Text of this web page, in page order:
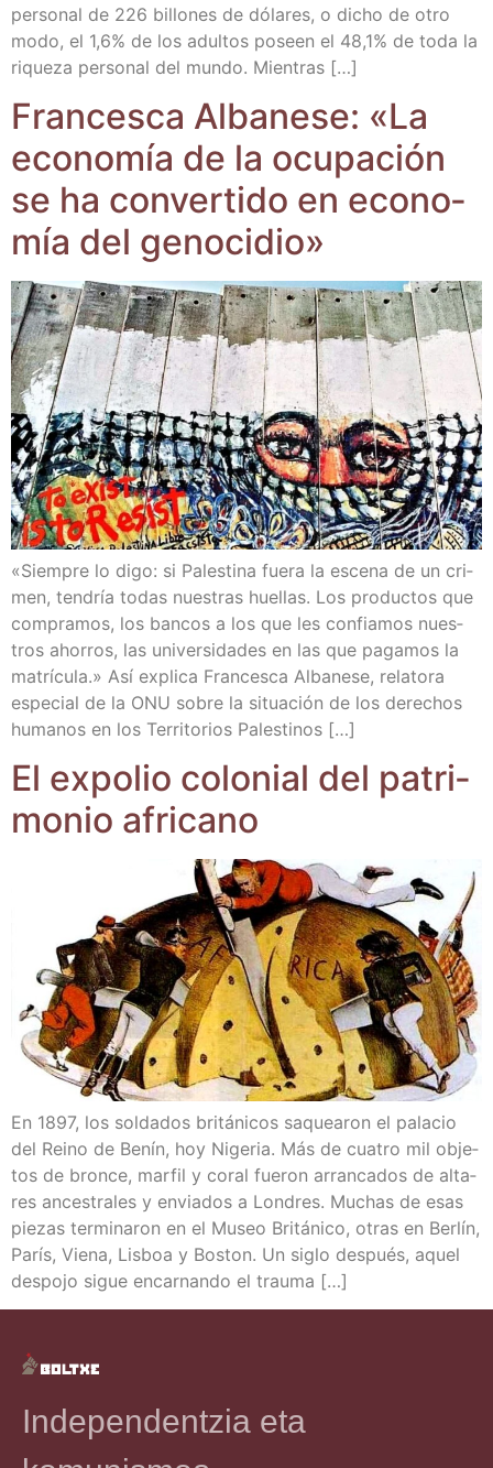
per­so­nal de 226 billo­nes de dóla­res, o dicho de otro
modo, el 1,6% de los adul­tos poseen el 48,1% de toda la
rique­za per­so­nal del mun­do. Mientras […]
Fran­ces­ca Alba­ne­se: «La
eco­no­mía de la ocu­pa­ción
se ha con­ver­ti­do en eco­no­
mía del genocidio»
«Siem­pre lo digo: si Pales­ti­na fue­ra la esce­na de un cri­
men, ten­dría todas nues­tras hue­llas. Los pro­duc­tos que
com­pra­mos, los ban­cos a los que les con­fia­mos nues­
tros aho­rros, las uni­ver­si­da­des en las que paga­mos la
matrí­cu­la.» Así expli­ca Fran­ces­ca Alba­ne­se, rela­to­ra
espe­cial de la ONU sobre la situa­ción de los dere­chos
huma­nos en los Terri­to­rios Palestinos […]
El expo­lio colo­nial del patri­
mo­nio africano
En 1897, los sol­da­dos bri­tá­ni­cos saquea­ron el pala­cio
del Rei­no de Benín, hoy Nige­ria. Más de cua­tro mil obje­
tos de bron­ce, mar­fil y coral fue­ron arran­ca­dos de alta­
res ances­tra­les y envia­dos a Lon­dres. Muchas de esas
pie­zas ter­mi­na­ron en el Museo Bri­tá­ni­co, otras en Ber­lín,
París, Vie­na, Lis­boa y Bos­ton. Un siglo des­pués, aquel
des­po­jo sigue encar­nan­do el trauma […]
Independentzia eta